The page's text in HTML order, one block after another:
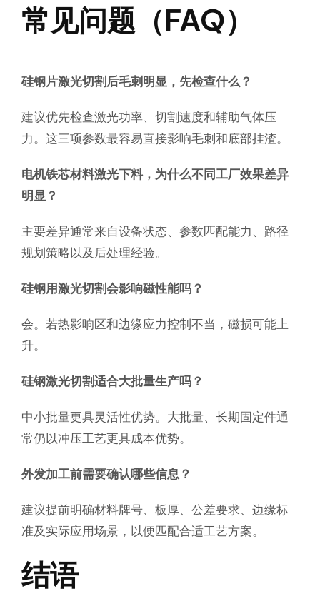
常见问题（FAQ）
硅钢片激光切割后毛刺明显，先检查什么？
建议优先检查激光功率、切割速度和辅助气体压
力。这三项参数最容易直接影响毛刺和底部挂渣。
电机铁芯材料激光下料，为什么不同工厂效果差异
明显？
主要差异通常来自设备状态、参数匹配能力、路径
规划策略以及后处理经验。
硅钢用激光切割会影响磁性能吗？
会。若热影响区和边缘应力控制不当，磁损可能上
升。
硅钢激光切割适合大批量生产吗？
中小批量更具灵活性优势。大批量、长期固定件通
常仍以冲压工艺更具成本优势。
外发加工前需要确认哪些信息？
建议提前明确材料牌号、板厚、公差要求、边缘标
准及实际应用场景，以便匹配合适工艺方案。
结语